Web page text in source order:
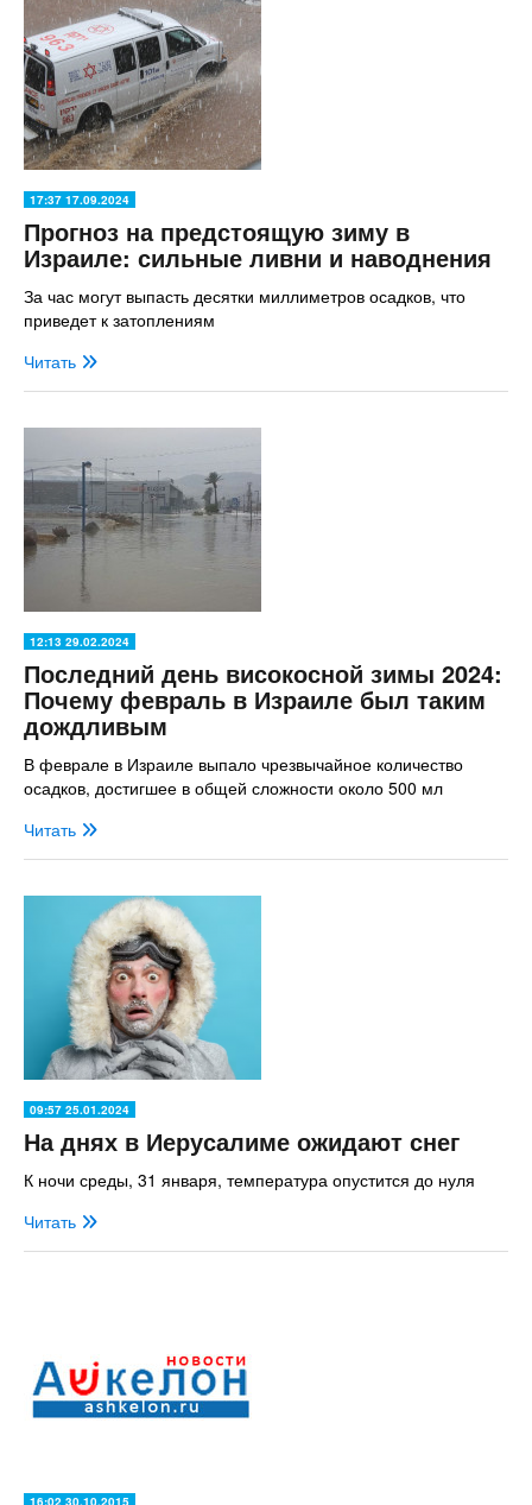
17:37 17.09.2024
Прогноз на предстоящую зиму в
Израиле: сильные ливни и наводнения
За час могут выпасть десятки миллиметров осадков, что
приведет к затоплениям
Читать
12:13 29.02.2024
Последний день високосной зимы 2024:
Почему февраль в Израиле был таким
дождливым
В феврале в Израиле выпало чрезвычайное количество
осадков, достигшее в общей сложности около 500 мл
Читать
09:57 25.01.2024
На днях в Иерусалиме ожидают снег
К ночи среды, 31 января, температура опустится до нуля
Читать